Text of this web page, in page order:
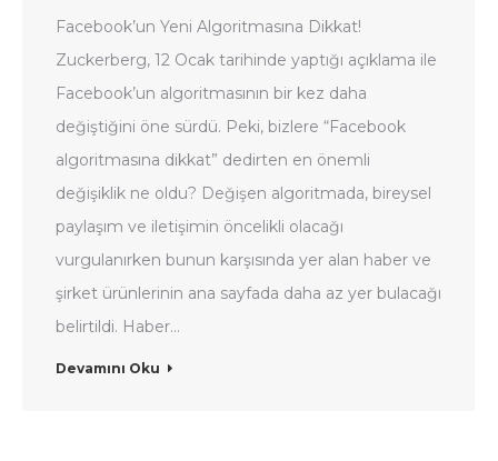
Facebook’un Yeni Algoritmasına Dikkat!
Zuckerberg, 12 Ocak tarihinde yaptığı açıklama ile
Facebook’un algoritmasının bir kez daha
değiştiğini öne sürdü. Peki, bizlere “Facebook
algoritmasına dikkat” dedirten en önemli
değişiklik ne oldu? Değişen algoritmada, bireysel
paylaşım ve iletişimin öncelikli olacağı
vurgulanırken bunun karşısında yer alan haber ve
şirket ürünlerinin ana sayfada daha az yer bulacağı
belirtildi. Haber…
Devamını Oku